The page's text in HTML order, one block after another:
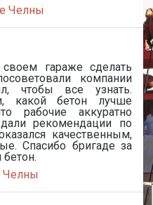
Челны
гараже сделать
компании
чтобы все узнать.
какой бетон лучше
рабочие аккуратно
рекомендации по
качественным,
Спасибо бригаде за
Челны